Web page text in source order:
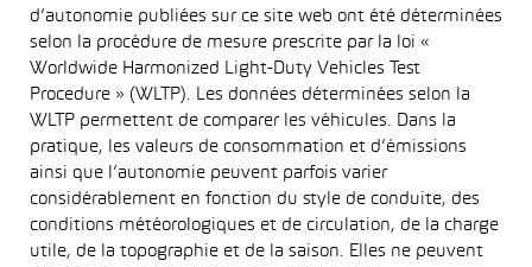
d’autonomie publiées sur ce site web ont été déterminées
selon la procédure de mesure prescrite par la loi «
Worldwide Harmonized Light-Duty Vehicles Test
Procedure » (WLTP). Les données déterminées selon la
WLTP permettent de comparer les véhicules. Dans la
pratique, les valeurs de consommation et d’émissions
ainsi que l’autonomie peuvent parfois varier
considérablement en fonction du style de conduite, des
conditions météorologiques et de circulation, de la charge
utile, de la topographie et de la saison. Elles ne peuvent